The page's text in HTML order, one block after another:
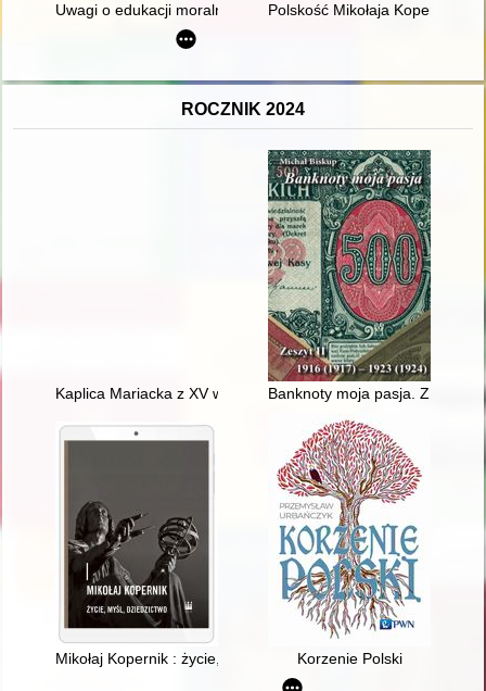
Uwagi o edukacji moralnej synów szlacheckich w XVI-
Polskość Mikołaja Kopernika z
ROCZNIK 2024
Kaplica Mariacka z XV w. na Bramie Przewozowej w
Banknoty moja pasja. Z. 2,
Mikołaj Kopernik : życie, myśl, dziedzictwoKorzenie Polski